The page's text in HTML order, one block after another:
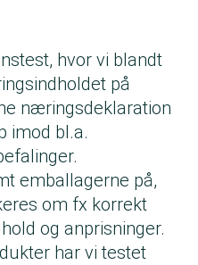
hvor vi blandt
på
næringsdeklaration
imod bl.a.
emballagerne på,
om fx korrekt
og anprisninger.
har vi testet